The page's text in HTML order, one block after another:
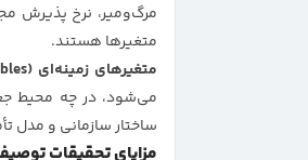
مرگ‌ومیر، نرخ پذیرش
متغیرها هستند.
متغیرهای زمینه‌ای (Contextual variables):
می‌شود، در چه محیط
ساختار سازمانی و
مزایای تحقیقات